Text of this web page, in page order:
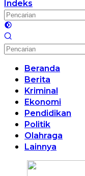
Indeks
Beranda
Berita
Kriminal
Ekonomi
Pendidikan
Politik
Olahraga
Lainnya